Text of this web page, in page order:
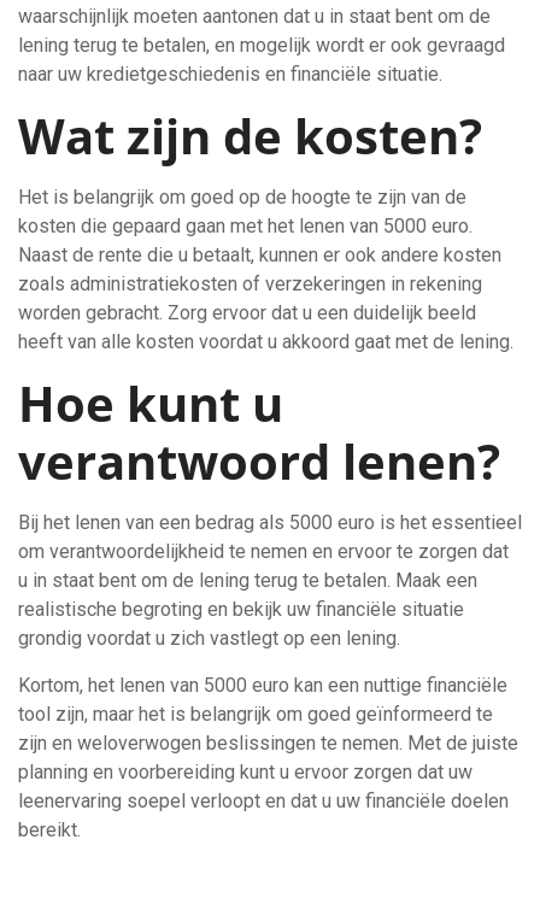
waarschijnlijk moeten aantonen dat u in staat bent om de
lening terug te betalen, en mogelijk wordt er ook gevraagd
naar uw kredietgeschiedenis en financiële situatie.
Wat zijn de kosten?
Het is belangrijk om goed op de hoogte te zijn van de
kosten die gepaard gaan met het lenen van 5000 euro.
Naast de rente die u betaalt, kunnen er ook andere kosten
zoals administratiekosten of verzekeringen in rekening
worden gebracht. Zorg ervoor dat u een duidelijk beeld
heeft van alle kosten voordat u akkoord gaat met de lening.
Hoe kunt u
verantwoord lenen?
Bij het lenen van een bedrag als 5000 euro is het essentieel
om verantwoordelijkheid te nemen en ervoor te zorgen dat
u in staat bent om de lening terug te betalen. Maak een
realistische begroting en bekijk uw financiële situatie
grondig voordat u zich vastlegt op een lening.
Kortom, het lenen van 5000 euro kan een nuttige financiële
tool zijn, maar het is belangrijk om goed geïnformeerd te
zijn en weloverwogen beslissingen te nemen. Met de juiste
planning en voorbereiding kunt u ervoor zorgen dat uw
leenervaring soepel verloopt en dat u uw financiële doelen
bereikt.